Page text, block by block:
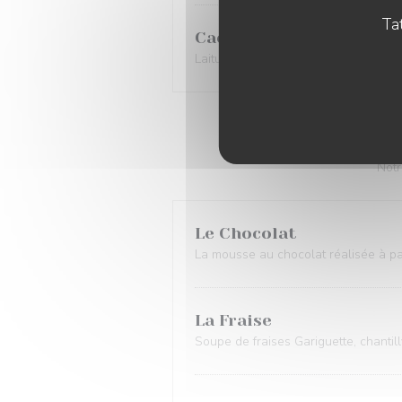
Caesar du Petit
Laitue romaine, volaille fermière
Le Chocolat
La mousse au chocolat réalisée à
La Fraise
Soupe de fraises Gariguette,